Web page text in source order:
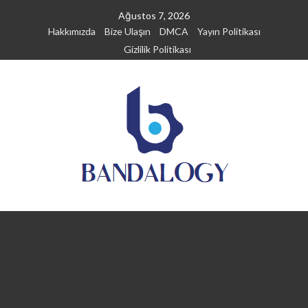
Ağustos 7, 2026
Hakkımızda
Bize Ulaşın DMCA
Yayın Politikası
Gizlilik Politikası